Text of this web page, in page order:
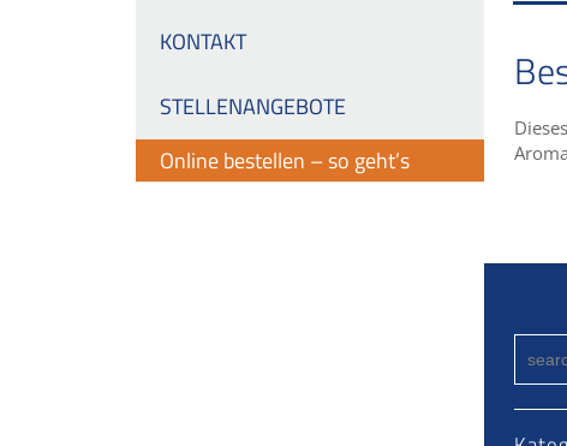
KONTAKT
STELLENANGEBOTE
Online bestellen – so geht’s